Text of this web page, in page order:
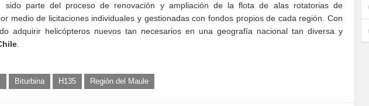
sido parte del proceso de renovación y ampliación de la flota de alas rotatorias de
medio de licitaciones individuales y gestionadas con fondos propios de cada región. Con
adquirir helicópteros nuevos tan necesarios en una geografía nacional tan diversa y
.
Biturbina H135 Región del Maule